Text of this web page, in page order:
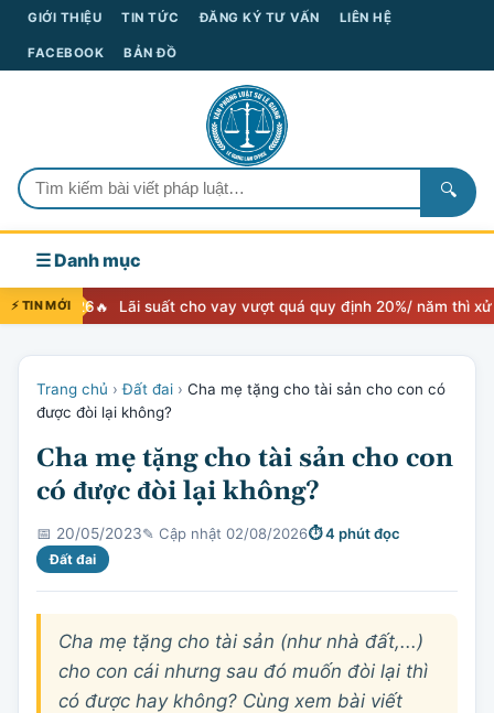
GIỚI THIỆU TIN TỨC ĐĂNG KÝ TƯ VẤN LIÊN HỆ
FACEBOOK BẢN ĐỒ
🔍
☰ Danh mục
⚡ TIN MỚI
Lãi suất cho vay vượt quá quy định 20%/ năm thì xử lý như thế nào
Trang chủ ›Đất đai › Cha mẹ tặng cho tài sản cho con có
được đòi lại không?
Cha mẹ tặng cho tài sản cho con
có được đòi lại không?
📅 20/05/2023✎ Cập nhật 02/08/2026⏱ 4 phút đọc
Đất đai
Cha mẹ tặng cho tài sản (như nhà đất,...)
cho con cái nhưng sau đó muốn đòi lại thì
có được hay không? Cùng xem bài viết